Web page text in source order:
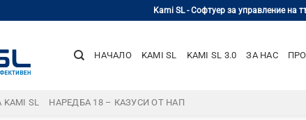
Kami SL - Софтуер за управление на
НАЧАЛО KAMI SL KAMI SL 3.0 ЗА НАС
SL НАРЕДБА 18 – КАЗУСИ ОТ НАП